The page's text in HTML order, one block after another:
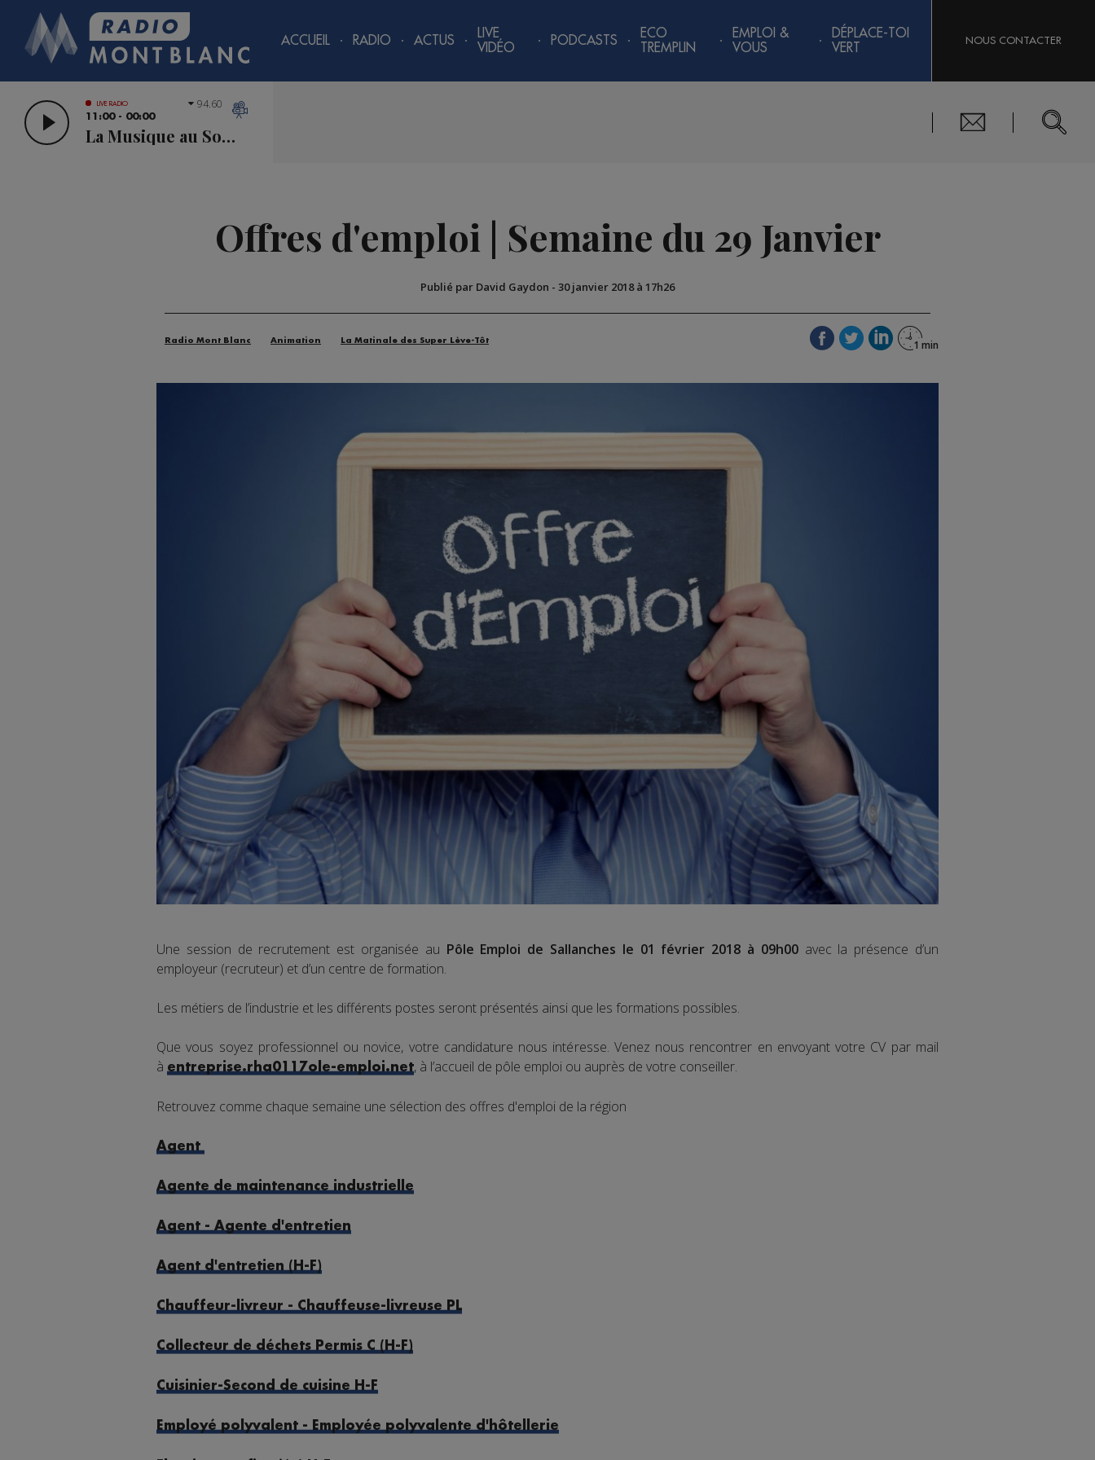
ACCUEIL RADIO ACTUS
LIVE
VIDÉO
PODCASTS
ECO
TREMPLIN
EMPLOI &
VOUS
DÉPLACE-TOI
VERT
NOUS CONTACTER
LIVE RADIO
11:00 - 00:00
La Musique au Sommet
94.60
Offres d'emploi | Semaine du 29 Janvier
Publié par David Gaydon - 30 janvier 2018 à 17h26
Radio Mont Blanc Animation La Matinale des Super Lève-Tôt
Une session de recrutement est organisée au Pôle Emploi de Sallanches le 01 février 2018 à 09h00avec la présence d’un
employeur (recruteur) et d’un centre de formation.
Les métiers de l’industrie et les différents postes seront présentés ainsi que les formations possibles.
Que vous soyez professionnel ou novice, votre candidature nous intéresse. Venez nous rencontrer en envoyant votre CV par mail
à entreprise.rha0117ole-emploi.net, à l’accueil de pôle emploi ou auprès de votre conseiller.
Retrouvez comme chaque semaine une sélection des offres d'emploi de la région
Agent
Agente de maintenance industrielle
Agent - Agente d'entretien
Agent d'entretien (H-F)
Chauffeur-livreur - Chauffeuse-livreuse PL
Collecteur de déchets Permis C (H-F)
Cuisinier-Second de cuisine H-F
Employé polyvalent - Employée polyvalente d'hôtellerie